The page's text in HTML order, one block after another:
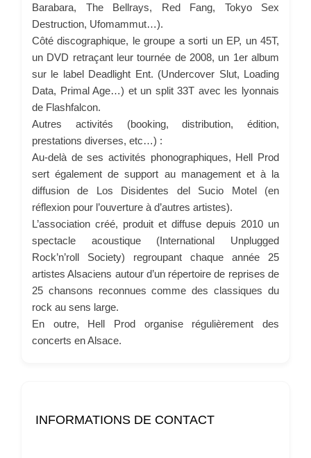
Barabara, The Bellrays, Red Fang, Tokyo Sex
Destruction, Ufomammut…).
Côté discographique, le groupe a sorti un EP, un 45T,
un DVD retraçant leur tournée de 2008, un 1er album
sur le label Deadlight Ent. (Undercover Slut, Loading
Data, Primal Age…) et un split 33T avec les lyonnais
de Flashfalcon.
Autres activités (booking, distribution, édition,
prestations diverses, etc…) :
Au-delà de ses activités phonographiques, Hell Prod
sert également de support au management et à la
diffusion de Los Disidentes del Sucio Motel (en
réflexion pour l’ouverture à d’autres artistes).
L’association créé, produit et diffuse depuis 2010 un
spectacle acoustique (International Unplugged
Rock’n’roll Society) regroupant chaque année 25
artistes Alsaciens autour d’un répertoire de reprises de
25 chansons reconnues comme des classiques du
rock au sens large.
En outre, Hell Prod organise régulièrement des
concerts en Alsace.
INFORMATIONS DE CONTACT